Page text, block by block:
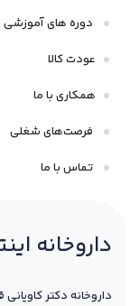
دوره های آموزشی
عودت کالا
همکاری با ما
فرصت‌های شغلی
تماس با ما
داروخانه
داروخانه دکتر